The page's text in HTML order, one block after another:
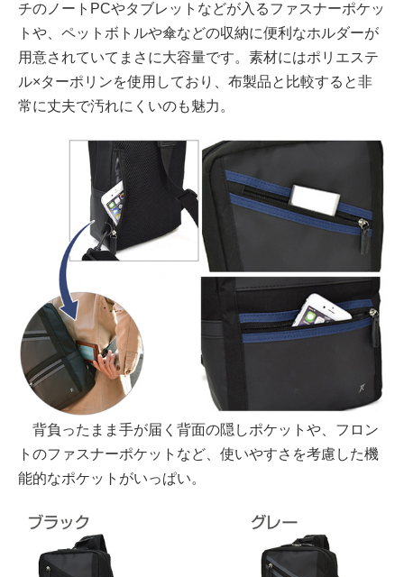
チのノートPCやタブレットなどが入るファスナーポケッ
トや、ペットボトルや傘などの収納に便利なホルダーが
用意されていてまさに大容量です。素材にはポリエステ
ル×ターポリンを使用しており、布製品と比較すると非
常に丈夫で汚れにくいのも魅力。
背負ったまま手が届く背面の隠しポケットや、フロン
トのファスナーポケットなど、使いやすさを考慮した機
能的なポケットがいっぱい。